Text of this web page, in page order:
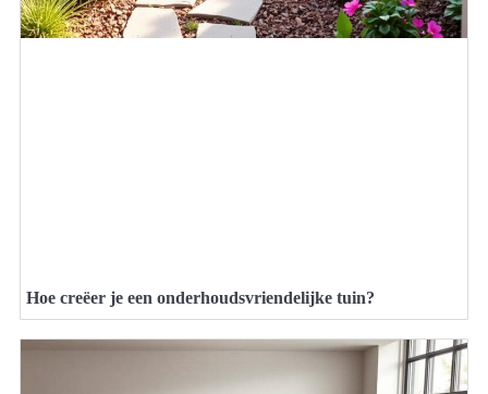
Hoe creëer je een onderhoudsvriendelijke tuin?